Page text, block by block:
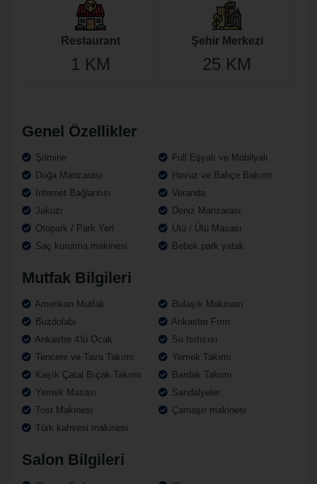
Restaurant
1 KM
Şehir Merkezi
25 KM
Genel Özellikler
Şömine
Full Eşyalı ve Mobilyalı
Doğa Manzarası
Havuz ve Bahçe Bakımı
İnternet Bağlantısı
Veranda
Jakuzi
Deniz Manzarası
Otopark / Park Yeri
Ütü / Ütü Masası
Saç kurutma makinesi
Bebek park yatak
Mutfak Bilgileri
Amerikan Mutfak
Bulaşık Makinası
Buzdolabı
Ankastre Fırın
Ankastre 4'lü Ocak
Su Isıtıcısı
Tencere ve Tava Takımı
Yemek Takımı
Kaşık Çatal Bıçak Takımı
Bardak Takımı
Yemek Masası
Sandalyeler
Tost Makinesi
Çamaşır makinesi
Türk kahvesi makinesi
Salon Bilgileri